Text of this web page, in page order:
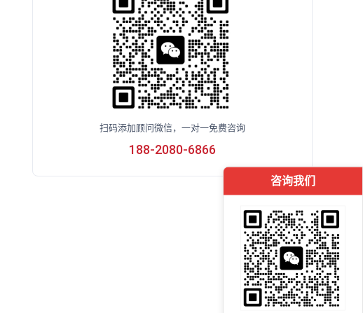
扫码添加顾问微信，一对一免费咨询
188-2080-6866
咨询我们